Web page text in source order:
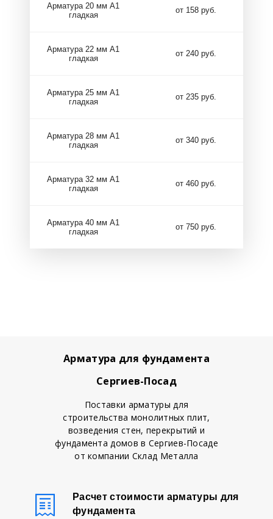
Арматура 20 мм А1
гладкая
от 158 руб.
Арматура 22 мм А1
гладкая
от 240 руб.
Арматура 25 мм А1
гладкая
от 235 руб.
Арматура 28 мм А1
гладкая
от 340 руб.
Арматура 32 мм А1
гладкая
от 460 руб.
Арматура 40 мм А1
гладкая
от 750 руб.
Арматура для фундамента
Сергиев-Посад
Поставки арматуры для
строительства монолитных плит,
возведения стен, перекрытий и
фундамента домов в Сергиев-Посаде
от компании Склад Металла
Расчет стоимости арматуры для
фундамента